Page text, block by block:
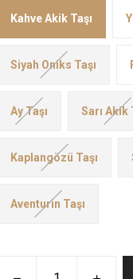
Kahve Akik Taşı
Siyah Oniks Taşı
Ay Taşı Sarı Akik
Kaplangözü Taşı
Aventurin Taşı